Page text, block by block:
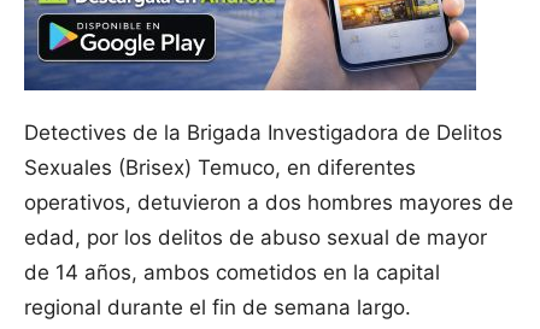
Detectives de la Brigada Investigadora de Delitos
Sexuales (Brisex) Temuco, en diferentes
operativos, detuvieron a dos hombres mayores de
edad, por los delitos de abuso sexual de mayor
de 14 años, ambos cometidos en la capital
regional durante el fin de semana largo.